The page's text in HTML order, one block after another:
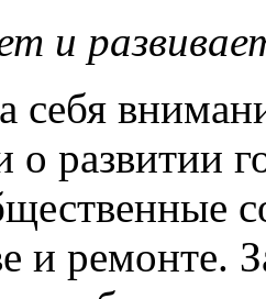
и
себя
развитии
и ремонте.